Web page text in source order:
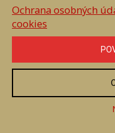
Ochrana osobných
cookies